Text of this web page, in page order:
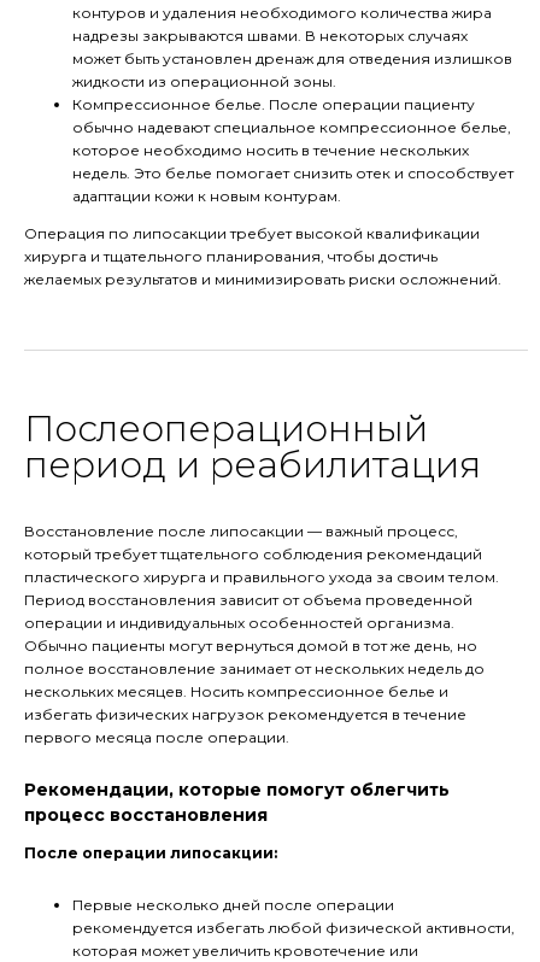
контуров и удаления необходимого количества жира
надрезы закрываются швами. В некоторых случаях
может быть установлен дренаж для отведения излишков
жидкости из операционной зоны.
Компрессионное белье. После операции пациенту
обычно надевают специальное компрессионное белье,
которое необходимо носить в течение нескольких
недель. Это белье помогает снизить отек и способствует
адаптации кожи к новым контурам.
Операция по липосакции требует высокой квалификации
хирурга и тщательного планирования, чтобы достичь
желаемых результатов и минимизировать риски осложнений.
Послеоперационный
период и реабилитация
Восстановление после липосакции — важный процесс,
который требует тщательного соблюдения рекомендаций
пластического хирурга и правильного ухода за своим телом.
Период восстановления зависит от объема проведенной
операции и индивидуальных особенностей организма.
Обычно пациенты могут вернуться домой в тот же день, но
полное восстановление занимает от нескольких недель до
нескольких месяцев. Носить компрессионное белье и
избегать физических нагрузок рекомендуется в течение
первого месяца после операции.
Рекомендации, которые помогут облегчить
процесс восстановления
После операции липосакции:
Первые несколько дней после операции
рекомендуется избегать любой физической активности,
которая может увеличить кровотечение или